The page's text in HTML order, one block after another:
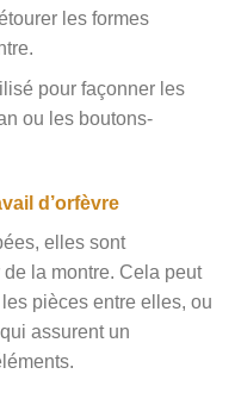
les formes
pour façonner les
ou les boutons-
d’orfèvre
elles sont
la montre. Cela peut
pièces entre elles, ou
assurent un